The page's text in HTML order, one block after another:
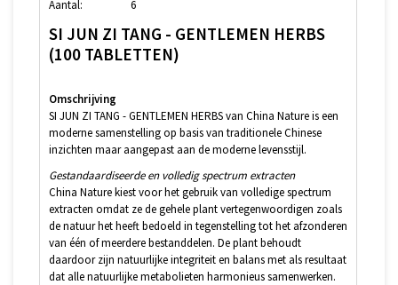
Aantal: 6
SI JUN ZI TANG - GENTLEMEN HERBS
(100 TABLETTEN)
Omschrijving
SI JUN ZI TANG - GENTLEMEN HERBS van China Nature is een
moderne samenstelling op basis van traditionele Chinese
inzichten maar aangepast aan de moderne levensstijl.
Gestandaardiseerde en volledig spectrum extracten
China Nature kiest voor het gebruik van volledige spectrum
extracten omdat ze de gehele plant vertegenwoordigen zoals
de natuur het heeft bedoeld in tegenstelling tot het afzonderen
van één of meerdere bestanddelen. De plant behoudt
daardoor zijn natuurlijke integriteit en balans met als resultaat
dat alle natuurlijke metabolieten harmonieus samenwerken.